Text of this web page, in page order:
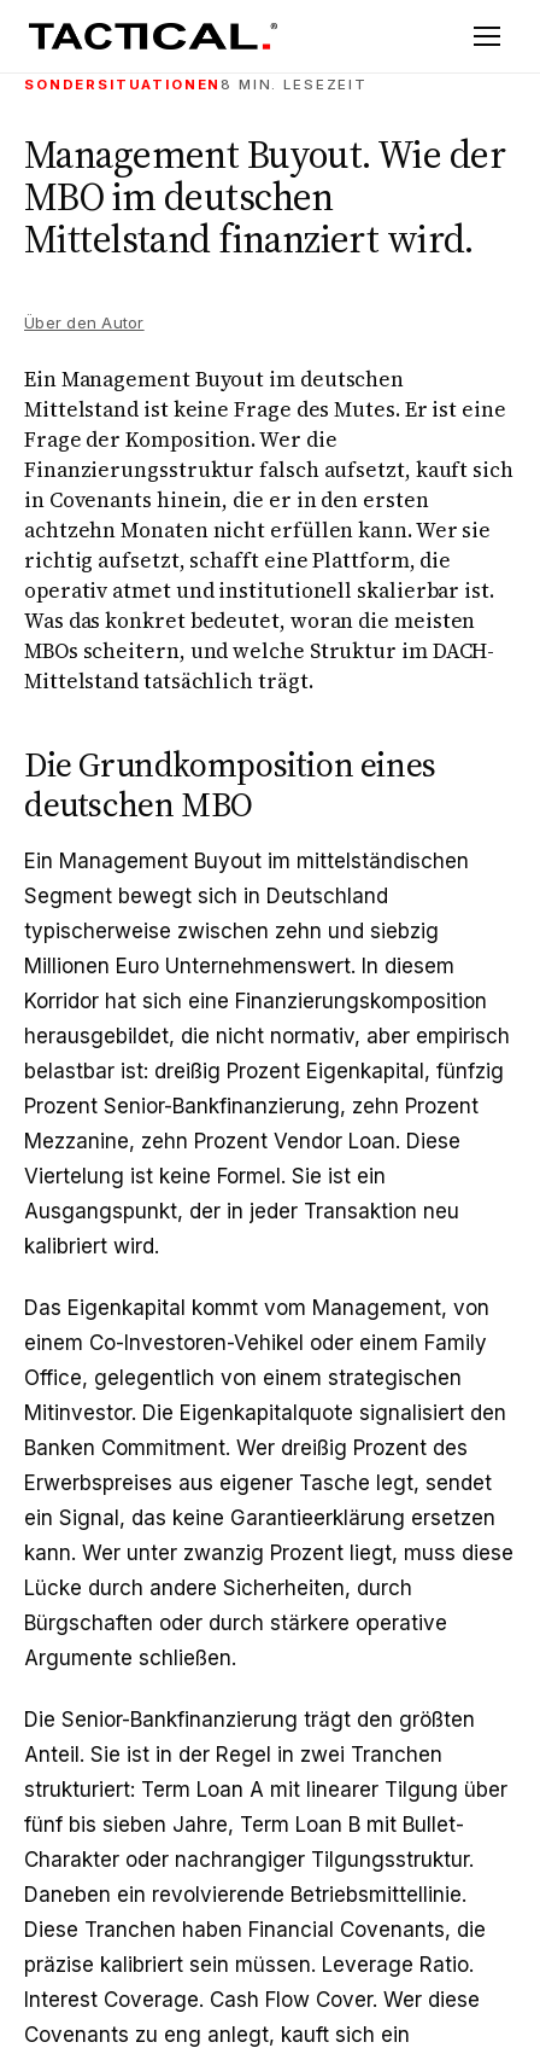
SONDERSITUATIONEN8 MIN. LESEZEIT
Management Buyout. Wie der
MBO im deutschen
Mittelstand finanziert wird.
Über den Autor
Ein Management Buyout im deutschen
Mittelstand ist keine Frage des Mutes. Er ist eine
Frage der Komposition. Wer die
Finanzierungsstruktur falsch aufsetzt, kauft sich
in Covenants hinein, die er in den ersten
achtzehn Monaten nicht erfüllen kann. Wer sie
richtig aufsetzt, schafft eine Plattform, die
operativ atmet und institutionell skalierbar ist.
Was das konkret bedeutet, woran die meisten
MBOs scheitern, und welche Struktur im DACH-
Mittelstand tatsächlich trägt.
Die Grundkomposition eines
deutschen MBO
Ein Management Buyout im mittelständischen
Segment bewegt sich in Deutschland
typischerweise zwischen zehn und siebzig
Millionen Euro Unternehmenswert. In diesem
Korridor hat sich eine Finanzierungskomposition
herausgebildet, die nicht normativ, aber empirisch
belastbar ist: dreißig Prozent Eigenkapital, fünfzig
Prozent Senior-Bankfinanzierung, zehn Prozent
Mezzanine, zehn Prozent Vendor Loan. Diese
Viertelung ist keine Formel. Sie ist ein
Ausgangspunkt, der in jeder Transaktion neu
kalibriert wird.
Das Eigenkapital kommt vom Management, von
einem Co-Investoren-Vehikel oder einem Family
Office, gelegentlich von einem strategischen
Mitinvestor. Die Eigenkapitalquote signalisiert den
Banken Commitment. Wer dreißig Prozent des
Erwerbspreises aus eigener Tasche legt, sendet
ein Signal, das keine Garantieerklärung ersetzen
kann. Wer unter zwanzig Prozent liegt, muss diese
Lücke durch andere Sicherheiten, durch
Bürgschaften oder durch stärkere operative
Argumente schließen.
Die Senior-Bankfinanzierung trägt den größten
Anteil. Sie ist in der Regel in zwei Tranchen
strukturiert: Term Loan A mit linearer Tilgung über
fünf bis sieben Jahre, Term Loan B mit Bullet-
Charakter oder nachrangiger Tilgungsstruktur.
Daneben ein revolvierende Betriebsmittellinie.
Diese Tranchen haben Financial Covenants, die
präzise kalibriert sein müssen. Leverage Ratio.
Interest Coverage. Cash Flow Cover. Wer diese
Covenants zu eng anlegt, kauft sich ein